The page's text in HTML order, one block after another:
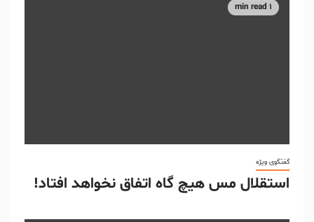
1 min read
گفتگوی ویژه
استقلال مس هیچ گاه اتفاق نخواهد افتاد!